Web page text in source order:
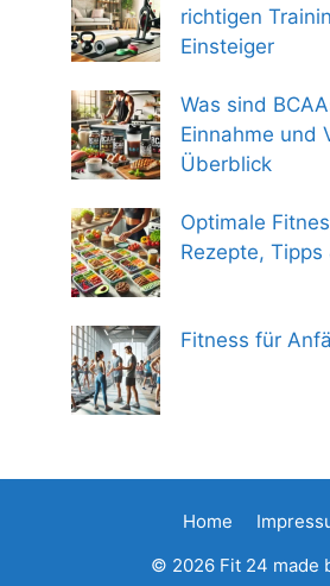
richtigen
Einsteiger
Was sind
Einnahme und
Überblick
Optimale
Rezepte,
Fitness für
Home
© 2026 Fit 24 made